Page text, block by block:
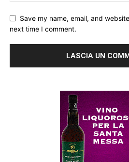
Save my name, email, and
next time I comment.